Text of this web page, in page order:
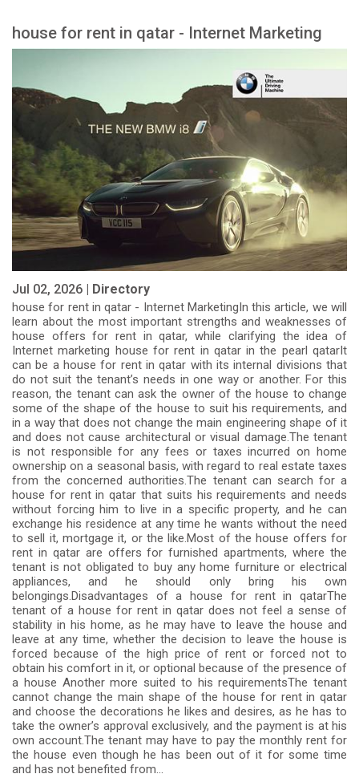
house for rent in qatar - Internet Marketing
Jul 02, 2026 | Directory
house for rent in qatar - Internet MarketingIn this article, we will
learn about the most important strengths and weaknesses of
house offers for rent in qatar, while clarifying the idea of
Internet marketing house for rent in qatar in the pearl qatarIt
can be a house for rent in qatar with its internal divisions that
do not suit the tenant’s needs in one way or another. For this
reason, the tenant can ask the owner of the house to change
some of the shape of the house to suit his requirements, and
in a way that does not change the main engineering shape of it
and does not cause architectural or visual damage.The tenant
is not responsible for any fees or taxes incurred on home
ownership on a seasonal basis, with regard to real estate taxes
from the concerned authorities.The tenant can search for a
house for rent in qatar that suits his requirements and needs
without forcing him to live in a specific property, and he can
exchange his residence at any time he wants without the need
to sell it, mortgage it, or the like.Most of the house offers for
rent in qatar are offers for furnished apartments, where the
tenant is not obligated to buy any home furniture or electrical
appliances, and he should only bring his own
belongings.Disadvantages of a house for rent in qatarThe
tenant of a house for rent in qatar does not feel a sense of
stability in his home, as he may have to leave the house and
leave at any time, whether the decision to leave the house is
forced because of the high price of rent or forced not to
obtain his comfort in it, or optional because of the presence of
a house Another more suited to his requirementsThe tenant
cannot change the main shape of the house for rent in qatar
and choose the decorations he likes and desires, as he has to
take the owner’s approval exclusively, and the payment is at his
own account.The tenant may have to pay the monthly rent for
the house even though he has been out of it for some time
and has not benefited from...